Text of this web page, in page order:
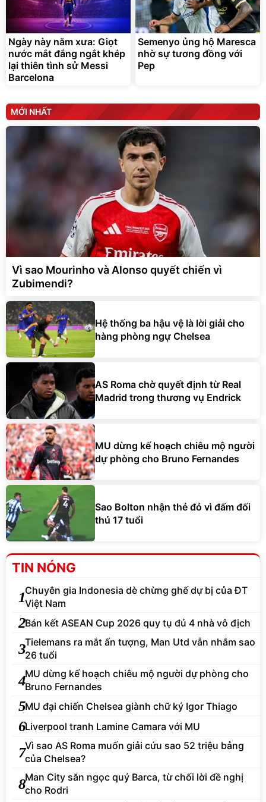
Ngày này năm xưa: Giọt
nước mắt đắng ngắt khép
lại thiên tình sử Messi
Barcelona
Semenyo ủng hộ Maresca
nhờ sự tương đồng với
Pep
MỚI NHẤT
Vì sao Mourinho và Alonso quyết chiến vì
Zubimendi?
Hệ thống ba hậu vệ là lời giải cho
hàng phòng ngự Chelsea
AS Roma chờ quyết định từ Real
Madrid trong thương vụ Endrick
MU dừng kế hoạch chiêu mộ người
dự phòng cho Bruno Fernandes
Sao Bolton nhận thẻ đỏ vì đấm đối
thủ 17 tuổi
TIN NÓNG
1Chuyên gia Indonesia dè chừng ghế dự bị của ĐT
Việt Nam
2Bán kết ASEAN Cup 2026 quy tụ đủ 4 nhà vô địch
3Tielemans ra mắt ấn tượng, Man Utd vẫn nhắm sao
26 tuổi
4MU dừng kế hoạch chiêu mộ người dự phòng cho
Bruno Fernandes
5MU đại chiến Chelsea giành chữ ký Igor Thiago
6Liverpool tranh Lamine Camara với MU
7Vì sao AS Roma muốn giải cứu sao 52 triệu bảng
của Chelsea?
8Man City săn ngọc quý Barca, từ chối lời đề nghị
cho Rodri